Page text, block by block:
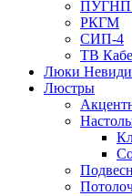
РКГМ
СИП-4
ТВ
Люки
Люстры